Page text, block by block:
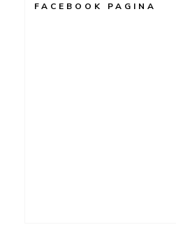
FACEBOOK PAGINA